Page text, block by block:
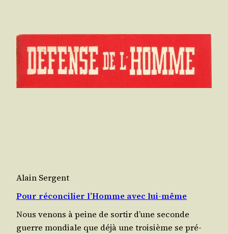
Alain Sergent
Pour réconcilier l’Homme avec lui-même
Nous venons à peine de sor­tir d’une seconde
guerre mon­diale que déjà une troi­sième se pré­